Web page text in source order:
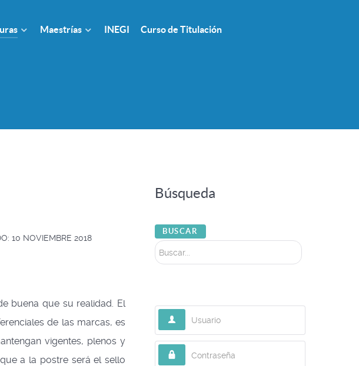
Maestrías INEGI Curso de Titulación
10 NOVIEMBRE 2018
buena que su realidad. El
de las marcas, es
vigentes, plenos y
a la postre será el sello
Búsqueda
BUSCAR
Contraseña